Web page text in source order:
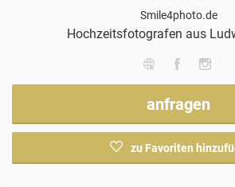
Smile4photo.de
Hochzeitsfotografen aus
anfragen
zu Favoriten